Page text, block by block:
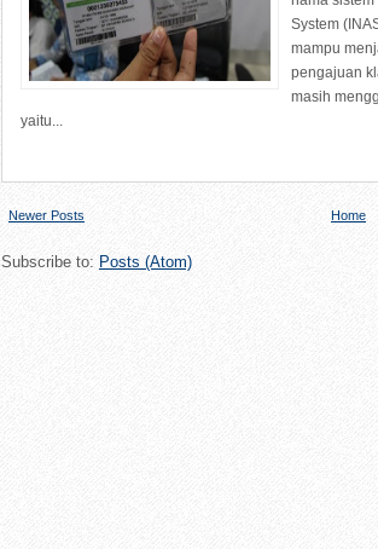
System
mampu
pengajuan
masih
yaitu...
Newer Posts Home
Subscribe to: Posts (Atom)